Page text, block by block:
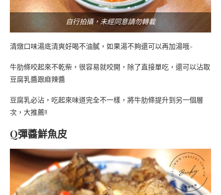
自行拍攝，未經同意請勿轉載
清燉口味湯底清爽好喝不油膩，如果湯不夠還可以再加湯哦~
牛肋條咬起來不乾柴，很容易就咬開，除了直接單吃，還可以沾取
豆腐乳醬跟麻辣醬
豆腐乳必沾，吃起來味道完全不一樣，將牛肋條提升到另一個層
次，大推薦!!
Q彈醬鮮魚皮